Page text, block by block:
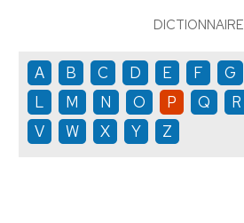
DICTIONNAIRE
A B C D E F G
L
M N O P Q R
V
W X Y Z